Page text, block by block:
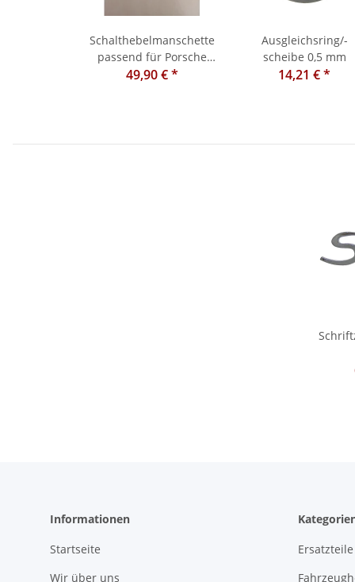
Schalthebelmanschette
passend für Porsche
108 / 111
49,90 €*
Ausgleichsring/-
scheibe 0,5 mm
14,21 €*
Informationen
Startseite
Wir über uns
Ersatzteile